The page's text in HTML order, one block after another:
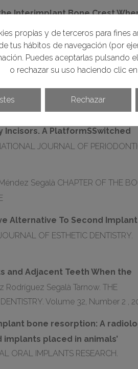
Interimplant Bone Crest
Cambra Méndez Tarnow. THE
Volume 29, Number 2,
to Biologic Width: A Finite
RESTORATIVE DENTISTRY.
Incisors. A PlatformSSwitched
JOURNAL OF
Segalà CHAPTER OF THE
Alternative To Second Implant
OF ESTHETIC DENTISTRY.
and Adjacent Teeth When the
Rodríguez Segalà Tarnow. THE
Volume 32, Number 2 ,
bone resorption: A
placed in animals’
ORAL IMPLANTS RESEARCH.
propias y de terceros para fines
tus hábitos de navegación (por
Puedes aceptarlas pulsando
o rechazar su uso haciendo clic en
Rechazar